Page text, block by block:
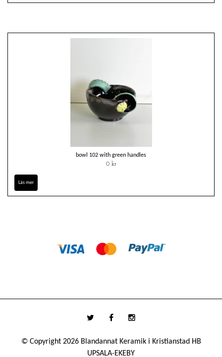
bowl 102 with green handles
0 kr
Läs mer
© Copyright 2026 Blandannat Keramik i Kristianstad HB
UPSALA-EKEBY